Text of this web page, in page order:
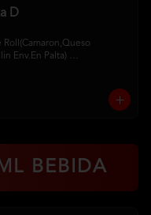
D
Roll(Camaron,Queso
Env.En Palta)
(Pollo,Queso Crema
En Panko
BEBIDA